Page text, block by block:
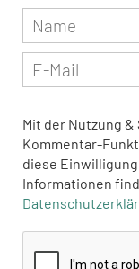
Mit der Nutzung
Kommentar-
diese
Informationen